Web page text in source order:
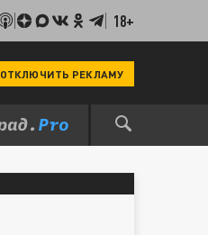
18+
ОТКЛЮЧИТЬ РЕКЛАМУ